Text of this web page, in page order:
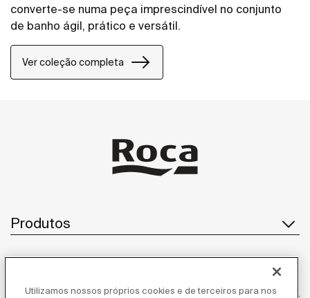
converte-se numa peça imprescindível no conjunto
de banho ágil, prático e versátil.
Ver coleção completa
Produtos
Atendimento ao cliente
Utilizamos nossos próprios cookies e de terceiros para nos